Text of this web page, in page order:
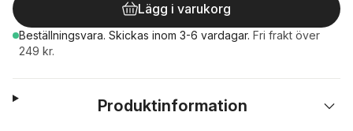
Lägg i varukorg
Beställningsvara. Skickas inom 3-6 vardagar. Fri frakt över
249 kr.
Produktinformation